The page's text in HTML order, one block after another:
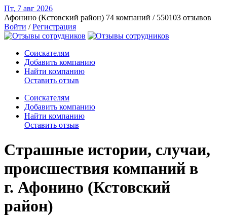
Пт, 7 авг 2026
Афонино (Кстовский район) 74 компаний / 550103 отзывов
Войти /Регистрация
Соискателям
Добавить компанию
Найти компанию
Оставить отзыв
Соискателям
Добавить компанию
Найти компанию
Оставить отзыв
Страшные истории, случаи,
происшествия компаний в
г. Афонино (Кстовский
район)